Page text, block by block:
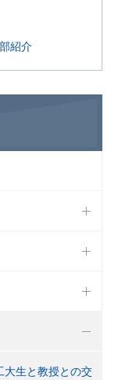
紹介
大生と教授との交